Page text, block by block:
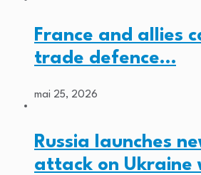
France and allies
trade defence…
mai 25, 2026
Russia launches
attack on Ukraine